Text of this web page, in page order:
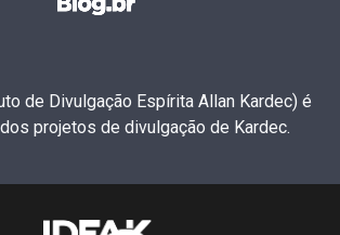
de Divulgação Espírita Allan Kardec) é
projetos de divulgação de Kardec.